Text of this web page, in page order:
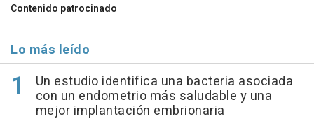
Contenido patrocinado
Lo más leído
Un estudio identifica una bacteria asociada
con un endometrio más saludable y una
mejor implantación embrionaria